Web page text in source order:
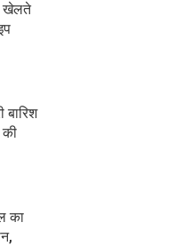
खेलते
बारिश
की
का